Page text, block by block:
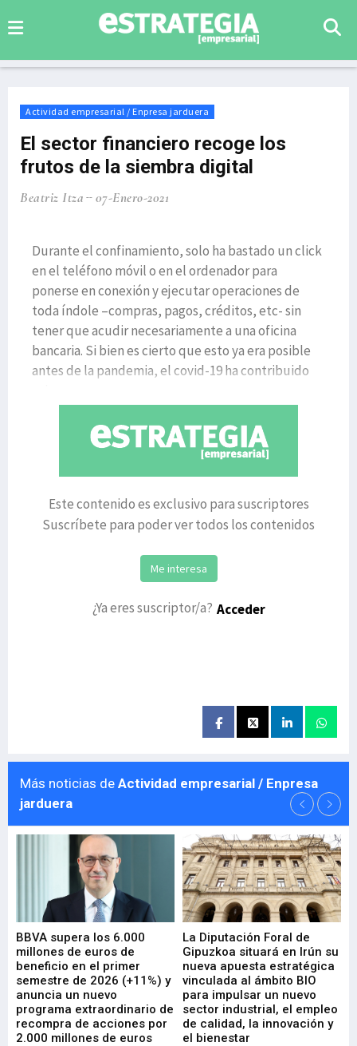
Actividad empresarial / Enpresa jarduera
El sector financiero recoge los
frutos de la siembra digital
Beatriz Itza 07-Enero-2021
Durante el confinamiento, solo ha bastado un click
en el teléfono móvil o en el ordenador para
ponerse en conexión y ejecutar operaciones de
toda índole –compras, pagos, créditos, etc- sin
tener que acudir necesariamente a una oficina
bancaria. Si bien es cierto que esto ya era posible
antes de la pandemia, el covid-19 ha contribuido
Este contenido es exclusivo para suscriptores
Suscríbete para poder ver todos los contenidos
Me interesa
¿Ya eres suscriptor/a? Acceder
Más noticias de Actividad empresarial / Enpresa
jarduera
BBVA supera los 6.000
millones de euros de
beneficio en el primer
semestre de 2026 (+11%) y
anuncia un nuevo
programa extraordinario de
recompra de acciones por
2.000 millones de euros
La Diputación Foral de
Gipuzkoa situará en Irún su
nueva apuesta estratégica
vinculada al ámbito BIO
para impulsar un nuevo
sector industrial, el empleo
de calidad, la innovación y
el bienestar